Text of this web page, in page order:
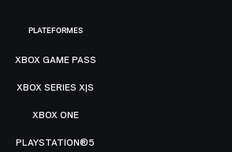
PLATEFORMES
XBOX GAME PASS
XBOX SERIES X|S
XBOX ONE
PLAYSTATION®5